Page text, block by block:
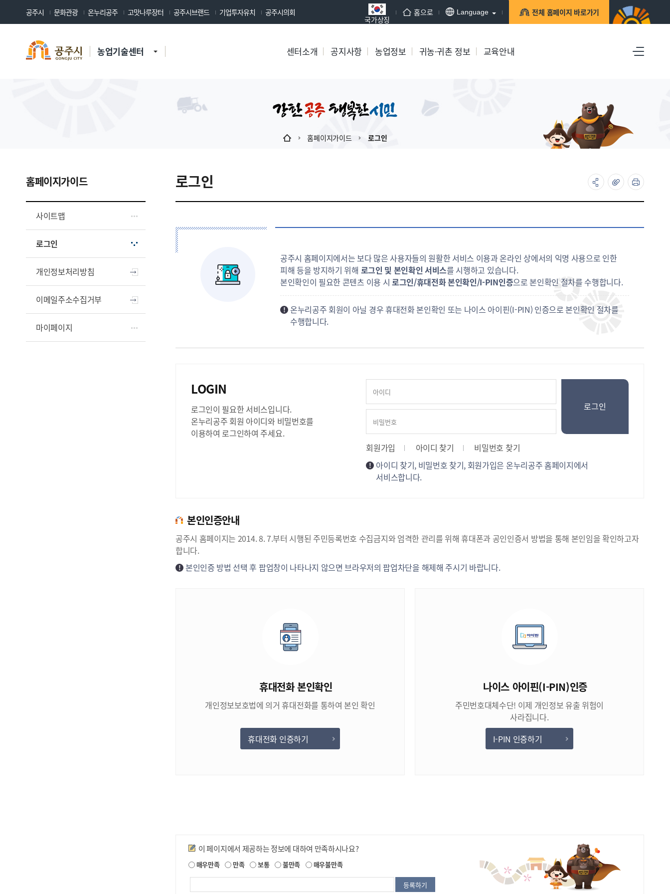
공주시 문화관광 온누리공주 고맛나루장터 공주시브랜드 기업투자유치 공주시의회
국가상징
홈으로 Language 전체 홈페이지 바로가기
농업기술센터 센터소개 공지사항 농업정보 귀농·귀촌 정보 교육안내
홈페이지가이드 로그인
홈페이지가이드
사이트맵
로그인
개인정보처리방침
이메일주소수집거부
마이페이지
로그인
공주시 홈페이지에서는 보다 많은 사용자들의 원활한 서비스 이용과 온라인 상에서의 익명 사용으로 인한
피해 등을 방지하기 위해 로그인 및 본인확인 서비스를 시행하고 있습니다.
본인확인이 필요한 콘텐츠 이용 시 로그인/휴대전화 본인확인/I-PIN인증으로 본인확인 절차를 수행합니다.
온누리공주 회원이 아닐 경우 휴대전화 본인확인 또는 나이스 아이핀(I-PIN) 인증으로 본인확인 절차를
수행합니다.
LOGIN
로그인이 필요한 서비스입니다.
온누리공주 회원 아이디와 비밀번호를
이용하여 로그인하여 주세요.
로그인
회원가입 아이디 찾기
비밀번호 찾기
아이디 찾기, 비밀번호 찾기, 회원가입은 온누리공주 홈페이지에서
서비스합니다.
본인인증안내
공주시 홈페이지는 2014. 8. 7.부터 시행된 주민등록번호 수집금지와 엄격한 관리를 위해 휴대폰과 공인인증서 방법을 통해 본인임을 확인하고자
합니다.
본인인증 방법 선택 후 팝업창이 나타나지 않으면 브라우저의 팝업차단을 해제해 주시기 바랍니다.
휴대전화 본인확인
개인정보보호법에 의거 휴대전화를 통하여 본인 확인
휴대전화 인증하기
나이스 아이핀(I-PIN)인증
주민번호대체수단! 이제 개인정보 유출 위험이
사라집니다.
I-PIN 인증하기
만족도조사
이 페이지에서 제공하는 정보에 대하여 만족하시나요?
매우만족 만족 보통 불만족 매우불만족